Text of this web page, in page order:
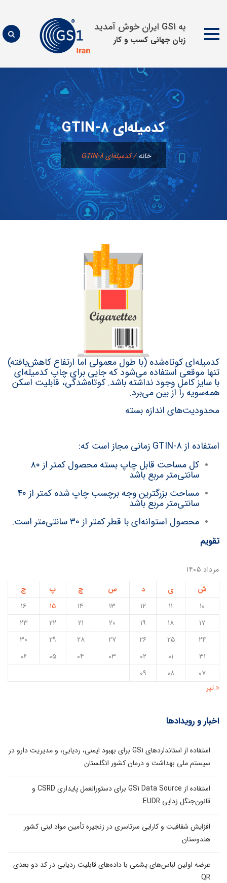
به GS1 ایران خوش آمدید
زبان جهانی كسب و كار
محتوا
کدمیله‌ای GTIN-8
خانه/کدمیله‌ای GTIN-8
کدمیله‌ای کوتاه‌شده (با طول معمولی اما ارتفاع کاهش‌یافته)
تنها موقعی استفاده می‌شود که جایی برای چاپ کدمیله‌ای
با سایز کامل وجود نداشته باشد. کوتاه‌شدگی، قابلیت اسكن
همه‌سویه را از بین می‌برد.
محدودیت‌­های اندازه بسته
استفاده از GTIN-8 زمانی مجاز است که:
کل مساحت قابل چاپ بسته محصول کمتر از ۸۰
سانتی‌متر مربع باشد
مساحت بزرگترین وجه برچسب چاپ شده کمتر از ۴۰
سانتی‌متر مربع باشد
محصول استوانه‌ای با قطر کمتر از ۳۰ سانتی‌متر است.
تقویم
مرداد ۱۴۰۵
ش
ی د س چ پ
ج
۱۰
۱۱ ۱۲ ۱۳ ۱۴ ۱۵
۱۶
۱۷
۱۸ ۱۹ ۲۰ ۲۱ ۲۲
۲۳
۲۴
۲۵ ۲۶ ۲۷ ۲۸ ۲۹
۳۰
۳۱
۰۱ ۰۲ ۰۳ ۰۴ ۰۵
۰۶
۰۷
۰۸
۰۹
« تیر
اخبار و رویدادها
استفاده از استانداردهای GS1 برای بهبود ایمنی، ردیابی، و مدیریت دارو در
سیستم ملی بهداشت و درمان کشور انگلستان
استفاده از GS1 Data Source برای دستورالعمل پایداری CSRD و
قانون‌جنگل زدایی EUDR
افزایش شفافیت و کارایی سرتاسری در زنجیره تأمین مواد لبنی کشور
هندوستان
عرضه اولین لباس‌های پشمی با داده‌های قابلیت ردیابی در کد دو بعدی
QR